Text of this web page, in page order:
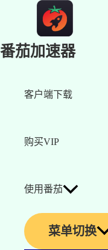
番茄加速器
客户端下载
购买VIP
使用番茄
菜单切换